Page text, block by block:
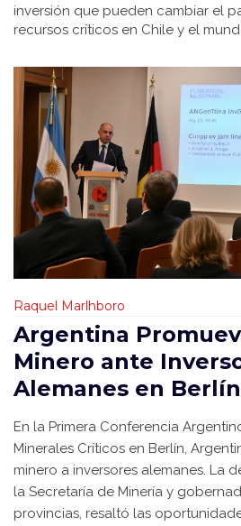
inversión que pueden cambiar el
recursos críticos en Chile y el
Raquel Marlhboro
Argentina
Minero ante
Alemanes en Berlín
En la Primera Conferencia
Minerales Críticos en Berlín,
minero a inversores alemanes. La
la Secretaría de Minería y
provincias, resaltó las